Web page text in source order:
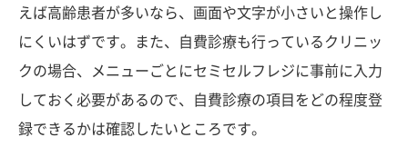
えば高齢患者が多いなら、画面や文字が小さいと操作し
にくいはずです。また、自費診療も行っているクリニッ
クの場合、メニューごとにセミセルフレジに事前に入力
しておく必要があるので、自費診療の項目をどの程度登
録できるかは確認したいところです。